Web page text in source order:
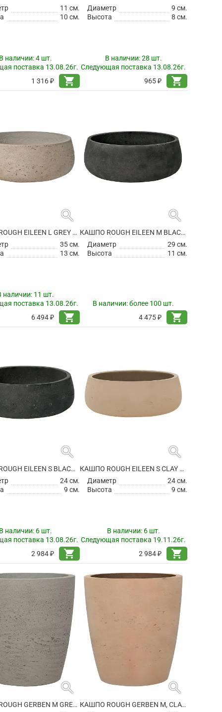
11 см.
10 см.
наличии:4 шт.
поставка 13.08.26г.
1 316 ₽
shopping_cart
Диаметр
9 см.
Высота
8 см.
В наличии:28 шт.
Следующая поставка 13.08.26г.
965 ₽
shopping_cart
search
КАШПО ROUGH EILEEN L GREY WASHED
35 см.
13 см.
наличии: 11 шт.
поставка 13.08.26г.
6 494 ₽
shopping_cart
search
КАШПО ROUGH EILEEN M BLACK WASHED
Диаметр
29 см.
Высота
11 см.
В наличии:более 100 шт.
4 475 ₽
shopping_cart
search
КАШПО ROUGH EILEEN S BLACK WASHED
24 см.
9 см.
наличии: 6 шт.
поставка 13.08.26г.
2 984 ₽
shopping_cart
search
КАШПО ROUGH EILEEN S CLAY WASHED
Диаметр
24 см.
Высота
9 см.
В наличии: 6 шт.
Следующая поставка 19.11.26г.
2 984 ₽
shopping_cart
search
КАШПО ROUGH GERBEN M GREY WASHED
search
КАШПО ROUGH GERBEN M, CLAY WASHED